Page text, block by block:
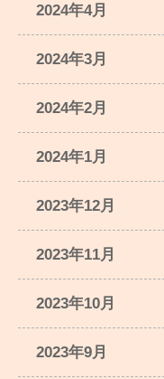
2024年4月
2024年3月
2024年2月
2024年1月
2023年12月
2023年11月
2023年10月
2023年9月